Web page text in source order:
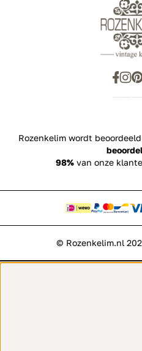
Rozenkelim wordt
98%van onze
© Rozenkelim.nl